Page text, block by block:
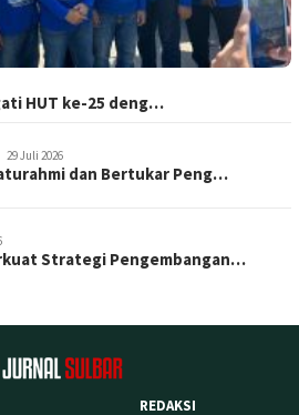
HUT ke-25 deng…
29 Juli 2026
dan Bertukar Peng…
Strategi Pengembangan…
REDAKSI